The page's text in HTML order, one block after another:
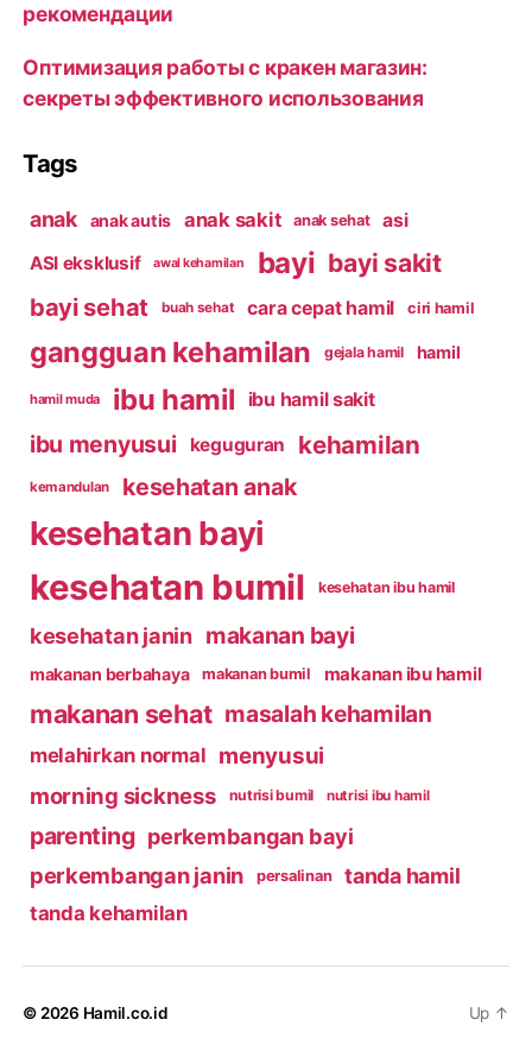
рекомендации
Оптимизация работы с кракен магазин:
секреты эффективного использования
Tags
anak anak autis anak sakit anak sehat
asi
ASI eksklusif
awal kehamilan bayi bayi sakit
bayi sehat buah sehat cara cepat hamil ciri hamil
gangguan kehamilan gejala hamil hamil
hamil muda ibu hamil ibu hamil sakit
ibu menyusui keguguran kehamilan
kemandulan kesehatan anak
kesehatan bayi
kesehatan bumil kesehatan ibu hamil
kesehatan janin makanan bayi
makanan berbahaya makanan bumil makanan ibu hamil
makanan sehat masalah kehamilan
melahirkan normal menyusui
morning sickness nutrisi bumil nutrisi ibu hamil
parenting perkembangan bayi
perkembangan janin
persalinan tanda hamil
tanda kehamilan
© 2026 Hamil.co.id Up ↑